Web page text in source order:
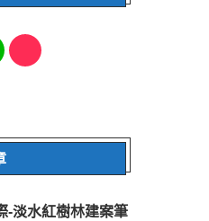
-淡水紅樹林建案筆